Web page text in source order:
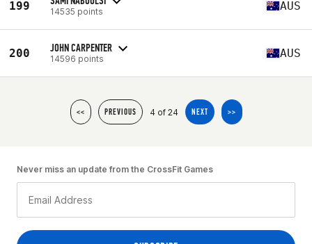
199 14535 points AUS
200 JOHN CARPENTER
14596 points AUS
<< PREVIOUS 4 of 24 NEXT >>
Never miss an update from the CrossFit Games